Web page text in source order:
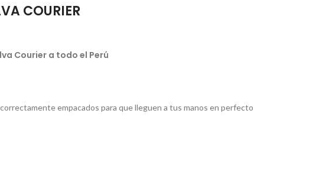
COURIER
Courier a todo el Perú
empacados para que lleguen a tus manos en perfecto